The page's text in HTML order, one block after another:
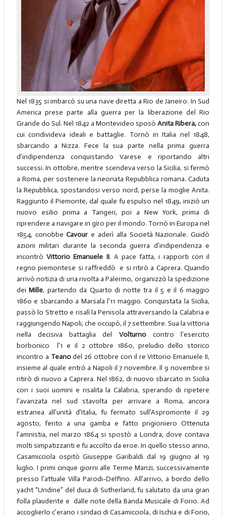
Nel 1835 si imbarcò su una nave diretta a Rio de Janeiro. In Sud
America prese parte alla guerra per la liberazione del Rio
Grande do Sul. Nel 1842 a Montevideo sposòAnita Ribera,con
cui condivideva ideali e battaglie. Tornò in Italia nel 1848,
sbarcando a Nizza. Fece la sua parte nella prima guerra
d’indipendenza conquistando Varese e riportando altri
successi. In ottobre, mentre scendeva verso la Sicilia, si fermò
a Roma, per sostenere la neonata Repubblica romana. Caduta
la Repubblica, spostandosi verso nord, perse la moglie Anita.
Raggiunto il Piemonte, dal quale fu espulso nel 1849, iniziò un
nuovo esilio prima a Tangeri, poi a New York, prima di
riprendere a navigare in giro per il mondo. Tornò in Europa nel
1854, conobbeCavour e aderì alla Società Nazionale. Guidò
azioni militari durante la seconda guerra d’indipendenza e
incontròVittorio Emanuele II. A pace fatta, i rapporti con il
regno piemontese si raffreddò e si ritirò a Caprera. Quando
arrivò notizia di una rivolta a Palermo, organizzò la spedizione
deiMille, partendo da Quarto di notte tra il 5 e il 6 maggio
1860 e sbarcando a Marsala l’11 maggio. Conquistata la Sicilia,
passò lo Stretto e risalì la Penisola attraversando la Calabria e
raggiungendo Napoli, che occupò, il 7 settembre. Sua la vittoria
nella decisiva battaglia del Volturno contro l’esercito
borbonico
l’1 e il 2 ottobre 1860, preludio dello storico
incontro a Teanodel 26 ottobre con il re Vittorio Emanuele II,
insieme al quale entrò a Napoli il 7 novembre. Il 9 novembre si
ritirò di nuovo a Caprera. Nel 1862, di nuovo sbarcato in Sicilia
con i suoi uomini e risalita la Calabria, sperando di ripetere
l’avanzata nel sud stavolta per arrivare a Roma, ancora
estranea all’unità d’Italia, fu fermato sull’Aspromonte il 29
agosto, ferito a una gamba e fatto prigioniero Ottenuta
l’amnistia, nel marzo 1864 si spostò a Londra, dove contava
molti simpatizzanti e fu accolto da eroe. In quello stesso anno,
Casamicciola ospitò Giuseppe Garibaldi dal 19 giugno al 19
luglio. I primi cinque giorni alle Terme Manzi, successivamente
presso l’attuale Villa Parodi-Delfino. All’arrivo, a bordo dello
yacht “Undine” del duca di Sutherland, fu salutato da una gran
folla plaudente e dalle note della Banda Musicale di Forio. Ad
accoglierlo c’erano i sindaci di Casamicciola, di Ischia e di Forio,